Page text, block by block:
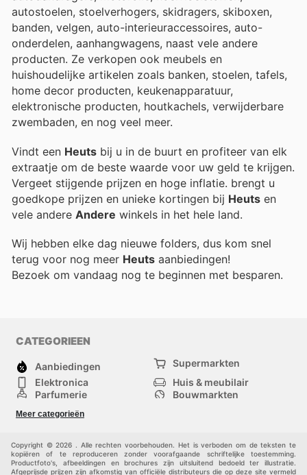
autostoelen, stoelverhogers, skidragers, skiboxen,
banden, velgen, auto-interieuraccessoires, auto-
onderdelen, aanhangwagens, naast vele andere
producten. Ze verkopen ook meubels en
huishoudelijke artikelen zoals banken, stoelen, tafels,
home decor producten, keukenapparatuur,
elektronische producten, houtkachels, verwijderbare
zwembaden, en nog veel meer.
Vindt een Heuts bij u in de buurt en profiteer van elk
extraatje om de beste waarde voor uw geld te krijgen.
Vergeet stijgende prijzen en hoge inflatie. brengt u
goedkope prijzen en unieke kortingen bij Heuts en
vele andere Andere winkels in het hele land.
Wij hebben elke dag nieuwe folders, dus kom snel
terug voor nog meer Heuts aanbiedingen!
Bezoek om vandaag nog te beginnen met besparen.
CATEGORIEEN
Aanbiedingen
Supermarkten
Elektronica
Huis & meubilair
Parfumerie
Bouwmarkten
Kinderen
Meer categorieën
Copyright © 2026 . Alle rechten voorbehouden. Het is verboden om de teksten te
kopiëren of te reproduceren zonder voorafgaande schriftelijke toestemming.
Productfoto's, afbeeldingen en brochures zijn uitsluitend bedoeld ter illustratie.
Afgeprijsde prijzen zijn afkomstig van officiële distributeurs die op deze site vermeld